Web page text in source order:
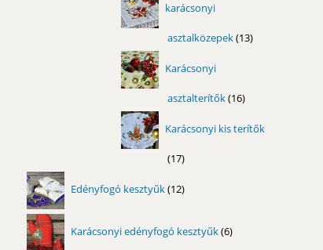
karácsonyi
asztalközepek 1313
Karácsonyi
asztalterítők 1616
Karácsonyi kis terítők
1717
Edényfogó kesztyűk 12
termék
Karácsonyi edényfogó kesztyűk 6
termék